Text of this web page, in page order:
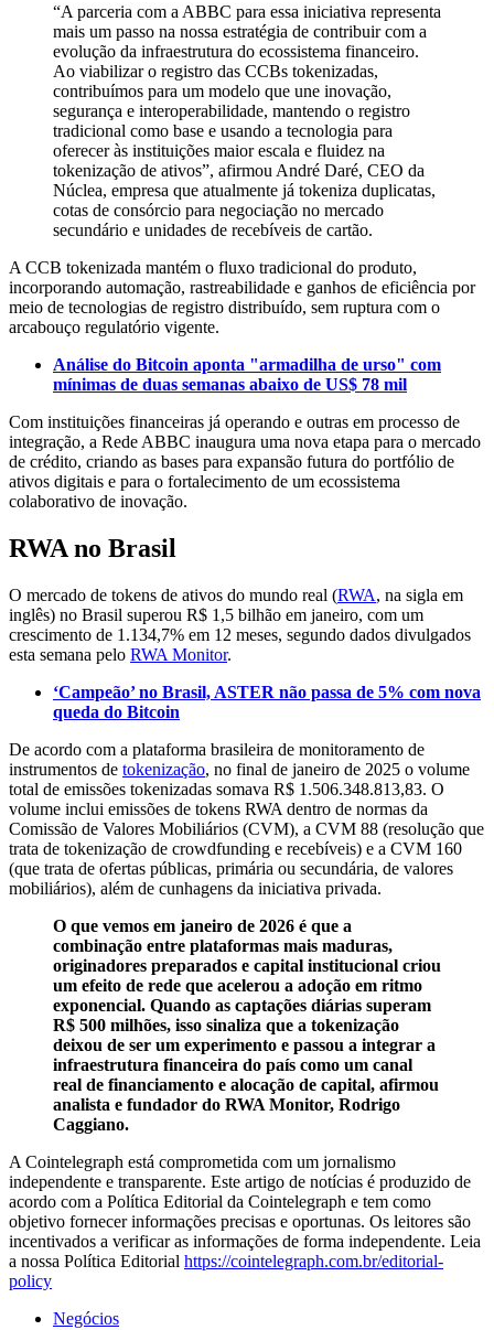
“A parceria com a ABBC para essa iniciativa representa
mais um passo na nossa estratégia de contribuir com a
evolução da infraestrutura do ecossistema financeiro.
Ao viabilizar o registro das CCBs tokenizadas,
contribuímos para um modelo que une inovação,
segurança e interoperabilidade, mantendo o registro
tradicional como base e usando a tecnologia para
oferecer às instituições maior escala e fluidez na
tokenização de ativos”, afirmou André Daré, CEO da
Núclea, empresa que atualmente já tokeniza duplicatas,
cotas de consórcio para negociação no mercado
secundário e unidades de recebíveis de cartão.
A CCB tokenizada mantém o fluxo tradicional do produto,
incorporando automação, rastreabilidade e ganhos de eficiência por
meio de tecnologias de registro distribuído, sem ruptura com o
arcabouço regulatório vigente.
Análise do Bitcoin aponta "armadilha de urso" com
mínimas de duas semanas abaixo de US$ 78 mil
Com instituições financeiras já operando e outras em processo de
integração, a Rede ABBC inaugura uma nova etapa para o mercado
de crédito, criando as bases para expansão futura do portfólio de
ativos digitais e para o fortalecimento de um ecossistema
colaborativo de inovação.
RWA no Brasil
O mercado de tokens de ativos do mundo real (RWA, na sigla em
inglês) no Brasil superou R$ 1,5 bilhão em janeiro, com um
crescimento de 1.134,7% em 12 meses, segundo dados divulgados
esta semana pelo RWA Monitor.
‘Campeão’ no Brasil, ASTER não passa de 5% com nova
queda do Bitcoin
De acordo com a plataforma brasileira de monitoramento de
instrumentos de tokenização, no final de janeiro de 2025 o volume
total de emissões tokenizadas somava R$ 1.506.348.813,83. O
volume inclui emissões de tokens RWA dentro de normas da
Comissão de Valores Mobiliários (CVM), a CVM 88 (resolução que
trata de tokenização de crowdfunding e recebíveis) e a CVM 160
(que trata de ofertas públicas, primária ou secundária, de valores
mobiliários), além de cunhagens da iniciativa privada.
O que vemos em janeiro de 2026 é que a
combinação entre plataformas mais maduras,
originadores preparados e capital institucional criou
um efeito de rede que acelerou a adoção em ritmo
exponencial. Quando as captações diárias superam
R$ 500 milhões, isso sinaliza que a tokenização
deixou de ser um experimento e passou a integrar a
infraestrutura financeira do país como um canal
real de financiamento e alocação de capital, afirmou
analista e fundador do RWA Monitor, Rodrigo
Caggiano.
A Cointelegraph está comprometida com um jornalismo
independente e transparente. Este artigo de notícias é produzido de
acordo com a Política Editorial da Cointelegraph e tem como
objetivo fornecer informações precisas e oportunas. Os leitores são
incentivados a verificar as informações de forma independente. Leia
a nossa Política Editorial https://cointelegraph.com.br/editorial-
policy
Negócios